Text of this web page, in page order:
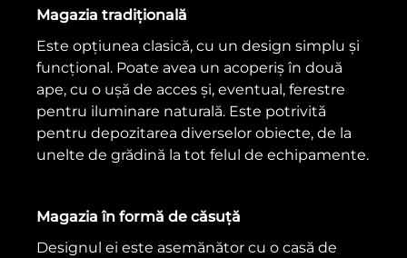
Magazia tradițională
Este opțiunea clasică, cu un design simplu și
funcțional. Poate avea un acoperiș în două
ape, cu o ușă de acces și, eventual, ferestre
pentru iluminare naturală. Este potrivită
pentru depozitarea diverselor obiecte, de la
unelte de grădină la tot felul de echipamente.
Magazia în formă de căsuță
Designul ei este asemănător cu o casă de